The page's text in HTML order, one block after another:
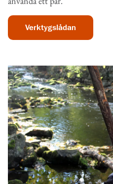
Verktygslådan